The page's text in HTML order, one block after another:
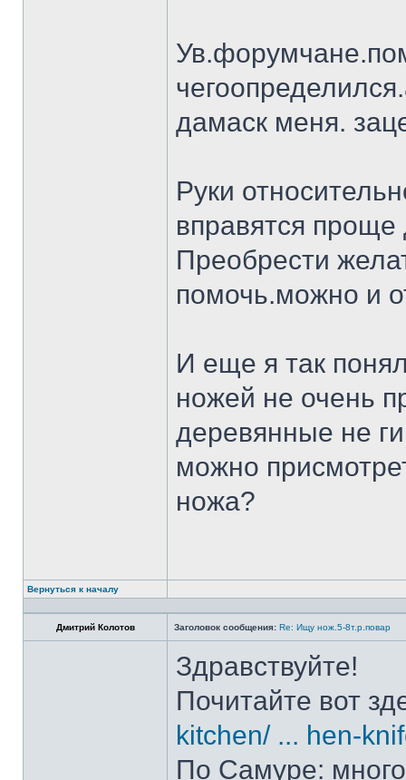
дамаск меня.
Руки
вправятся
Преобрести
помочь.можно и
И еще я так
ножей не очень
деревянные не
можно
ножа?
Вернуться к началу
Дмитрий Колотов Заголовок сообщения: Re: Ищу нож.5-8т.р.повар
Здравствуйте!
Почитайте вот
kitchen/ ... hen-
По Самуре: много